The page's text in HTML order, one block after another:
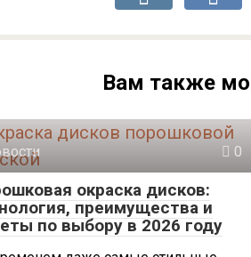
Вам также
0
окраска дисков:
преимущества и
по выбору в 2026 году